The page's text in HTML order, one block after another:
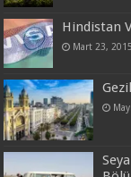
Hindistan
Mart 23, 2015